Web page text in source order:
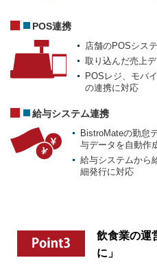
POS連携
店舗のPOSシス
取り込んだ売上
POSレジ、モバ
の連携に対応
給与システム連携
BistroMateの勤怠
与データを自動作
給与システムから
細発行に対応
飲食業の運
に」